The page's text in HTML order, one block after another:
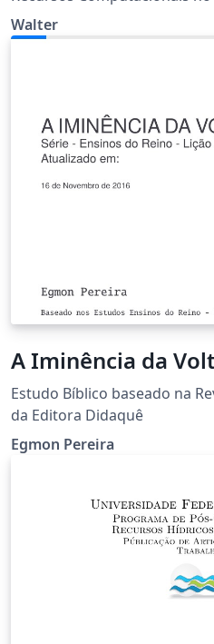
Walter
A Iminência da
Estudo Bíblico baseado na
da Editora Didaquê
Egmon Pereira